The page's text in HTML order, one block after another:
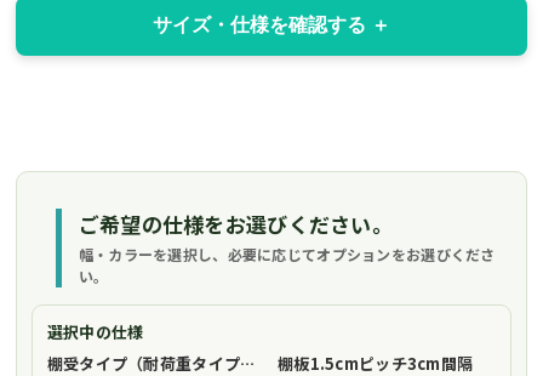
サイズ・仕様を確認する
ご希望の仕様をお選びください。
幅・カラーを選択し、必要に応じてオプションをお選びくださ
い。
選択中の仕様
棚受タイプ（耐荷重タイプ）
フリーストップ棚受（標準仕様）
棚板1.5cmピッチ3cm間隔